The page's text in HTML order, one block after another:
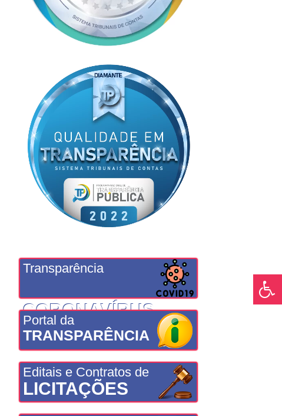
Transparência
CORONAVÍRUS
Portal da
TRANSPARÊNCIA
Editais e Contratos de
LICITAÇÕES